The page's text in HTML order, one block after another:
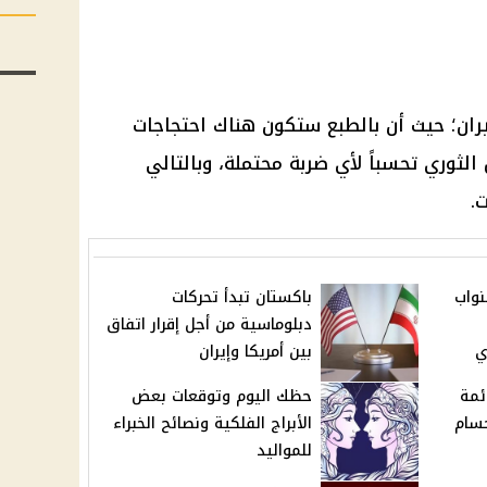
حيث أن بالطبع ستكون هناك احتجاجات
تحسباً لأي ضربة محتملة، وبالتالي
باكستان تبدأ تحركات
دبلوماسية من أجل إقرار اتفاق
بين أمريكا وإيران
حظك اليوم وتوقعات بعض
الأبراج الفلكية ونصائح الخبراء
للمواليد